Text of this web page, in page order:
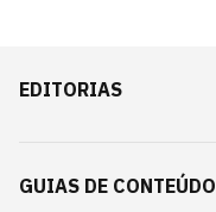
EDITORIAS
GUIAS DE CONTEÚDO